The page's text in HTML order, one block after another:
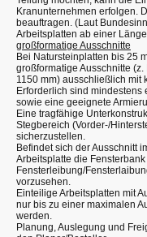
Kranunternehmen erfolgen.
beauftragen. (Laut
Arbeitsplatten ab einer
großformatige Ausschnitte
Bei Natursteinplatten bis 25
großformatige Ausschnitte
1150 mm) ausschließlich mit
Erforderlich sind mindestens
sowie eine geeignete
Eine tragfähige
Stegbereich (Vorder-/
sicherzustellen.
Befindet sich der Ausschnitt
Arbeitsplatte die
Fensterleibung/
vorzusehen.
Einteilige Arbeitsplatten mit
nur bis zu einer maximalen
werden.
Planung, Auslegung und